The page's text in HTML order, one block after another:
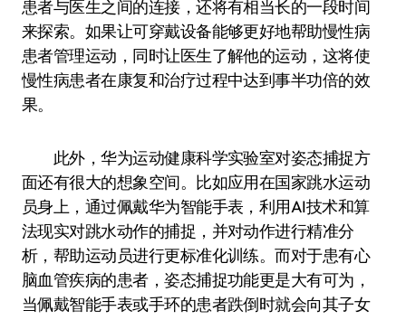
患者与医生之间的连接，还将有相当长的一段时间
来探索。如果让可穿戴设备能够更好地帮助慢性病
患者管理运动，同时让医生了解他的运动，这将使
慢性病患者在康复和治疗过程中达到事半功倍的效
果。
此外，华为运动健康科学实验室对姿态捕捉方
面还有很大的想象空间。比如应用在国家跳水运动
员身上，通过佩戴华为智能手表，利用AI技术和算
法现实对跳水动作的捕捉，并对动作进行精准分
析，帮助运动员进行更标准化训练。而对于患有心
脑血管疾病的患者，姿态捕捉功能更是大有可为，
当佩戴智能手表或手环的患者跌倒时就会向其子女